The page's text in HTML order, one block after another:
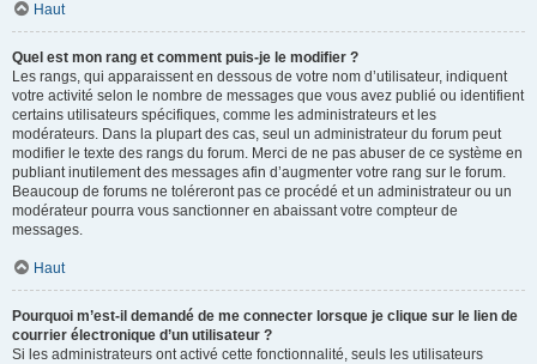
Haut
Quel est mon rang et comment puis-je le modifier ?
Les rangs, qui apparaissent en dessous de votre nom d’utilisateur, indiquent
votre activité selon le nombre de messages que vous avez publié ou identifient
certains utilisateurs spécifiques, comme les administrateurs et les
modérateurs. Dans la plupart des cas, seul un administrateur du forum peut
modifier le texte des rangs du forum. Merci de ne pas abuser de ce système en
publiant inutilement des messages afin d’augmenter votre rang sur le forum.
Beaucoup de forums ne toléreront pas ce procédé et un administrateur ou un
modérateur pourra vous sanctionner en abaissant votre compteur de
messages.
Haut
Pourquoi m’est-il demandé de me connecter lorsque je clique sur le lien de
courrier électronique d’un utilisateur ?
Si les administrateurs ont activé cette fonctionnalité, seuls les utilisateurs